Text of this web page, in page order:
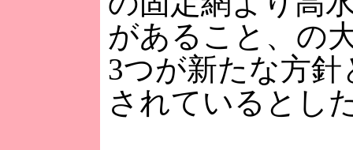
があること、の
3つが新たな方針
されているとし